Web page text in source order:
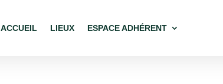
ACCUEIL LIEUX ESPACE ADHÉRENT